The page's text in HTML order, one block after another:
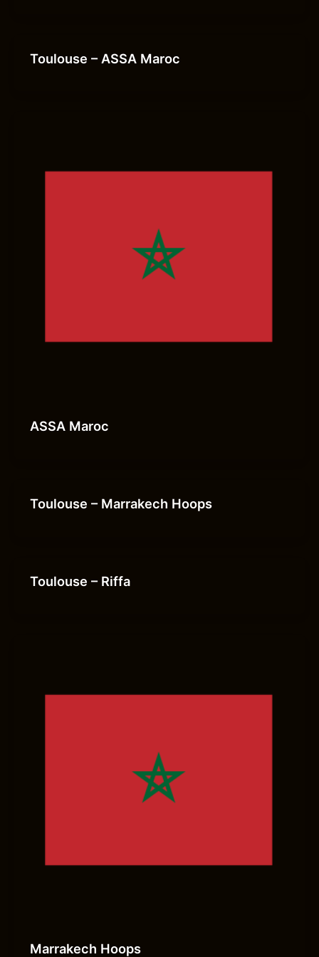
Toulouse – ASSA Maroc
ASSA Maroc
Toulouse – Marrakech Hoops
Toulouse – Riffa
Marrakech Hoops